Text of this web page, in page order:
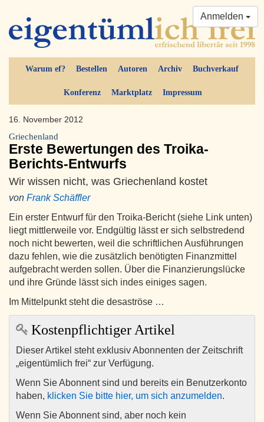
Warum ef? Bestellen Autoren Archiv Buchverkauf
Konferenz Marktplatz Impressum
Anmelden
16. November 2012
Griechenland
Erste Bewertungen des Troika-
Berichts-Entwurfs
Wir wissen nicht, was Griechenland kostet
von Frank Schäffler
Ein erster Entwurf für den Troika-Bericht (siehe Link unten)
liegt mittlerweile vor. Endgültig lässt er sich selbstredend
noch nicht bewerten, weil die schriftlichen Ausführungen
dazu fehlen, wie die zusätzlich benötigten Finanzmittel
aufgebracht werden sollen. Über die Finanzierungslücke
und ihre Gründe lässt sich indes einiges sagen.
Im Mittelpunkt steht die desaströse …
Kostenpflichtiger Artikel
Dieser Artikel steht exklusiv Abonnenten der Zeitschrift
„eigentümlich frei“ zur Verfügung.
Wenn Sie Abonnent sind und bereits ein Benutzerkonto
haben, klicken Sie bitte hier, um sich anzumelden.
Wenn Sie Abonnent sind, aber noch kein